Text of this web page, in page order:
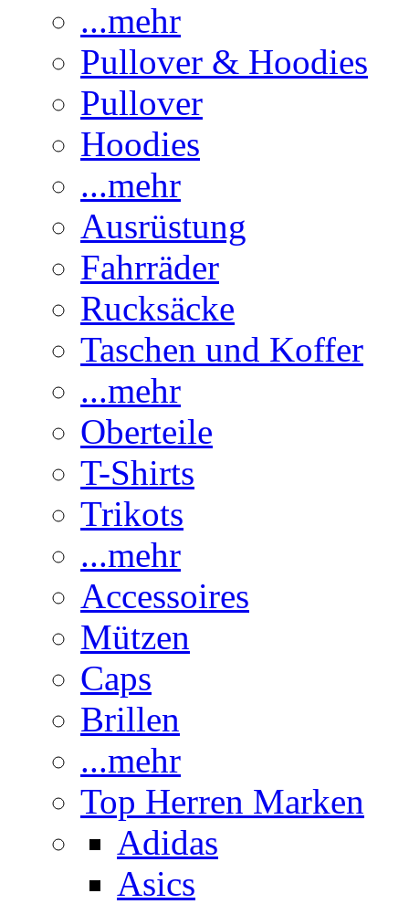
...mehr
Pullover & Hoodies
Pullover
Hoodies
...mehr
Ausrüstung
Fahrräder
Rucksäcke
Taschen und Koffer
...mehr
Oberteile
T-Shirts
Trikots
...mehr
Accessoires
Mützen
Caps
Brillen
...mehr
Top Herren Marken
Adidas
Asics